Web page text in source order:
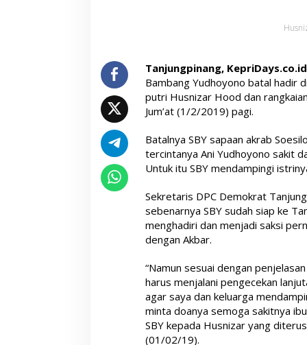
Tanjungpinang, KepriDays.co.id
Bambang Yudhoyono batal hadir
putri Husnizar Hood dan
Jum’at (1/2/2019) pagi.
Batalnya SBY sapaan akrab
tercintanya Ani Yudhoyono sakit
Untuk itu SBY mendampingi
Sekretaris DPC Demokrat
sebenarnya SBY sudah siap ke
menghadiri dan menjadi saksi
dengan Akbar.
“Namun sesuai dengan
harus menjalani pengecekan
agar saya dan keluarga
minta doanya semoga sakitnya
SBY kepada Husnizar yang
(01/02/19).